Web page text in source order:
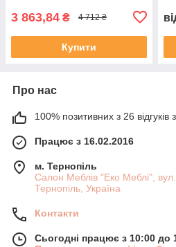
3 863,84 ₴ 4 712 ₴
Купити
Про нас
100% позитивних з 26 відгуків
Працює з 16.02.2016
м. Тернопіль
Салон Меблів "Еко Меблі",
Тернопіль, Україна
Контакти
Сьогодні працює з 10:00 до